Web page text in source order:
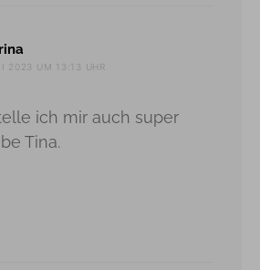
2023 UM 13:13 UHR
ich mir auch super
Tina.